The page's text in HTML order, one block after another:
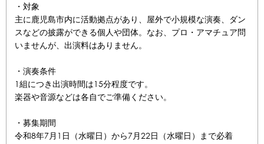
・対象
主に鹿児島市内に活動拠点があり、屋外で小規模な演奏、ダン
スなどの披露ができる個人や団体。なお、プロ・アマチュア問
いませんが、出演料はありません。
・演奏条件
1組につき出演時間は15分程度です。
楽器や音源などは各自でご準備ください。
・募集期間
令和8年7月1日（水曜日）から7月22日（水曜日）まで必着